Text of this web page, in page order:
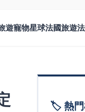
遊寵物星球法國旅遊
🏷️ 熱門